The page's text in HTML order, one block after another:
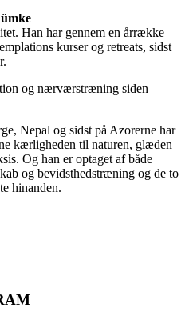
Han har gennem en årrække
kurser og retreats, sidst
og nærværstræning siden
Nepal og sidst på Azorerne har
kærligheden til naturen, glæden
Og han er optaget af både
og bevidsthedstræning og de to
hinanden.